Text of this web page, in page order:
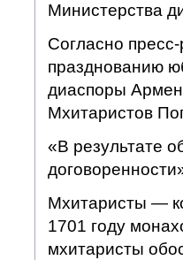
Министерства
Согласно
празднованию
диаспоры
Мхитаристов
«В результате
Мхитаристы —
1701 году
мхитаристы